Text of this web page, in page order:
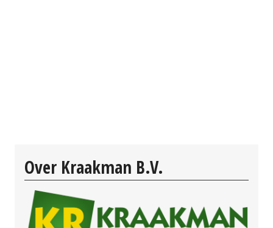
Over Kraakman B.V.